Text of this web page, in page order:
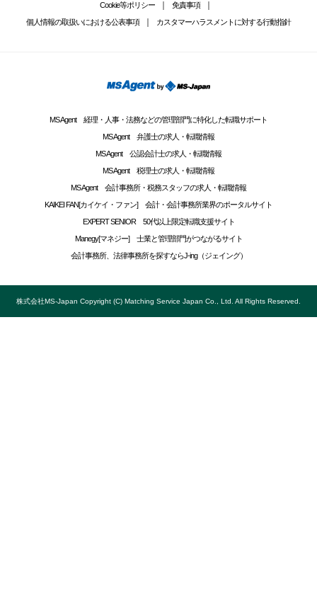
Cookie等ポリシー
免責事項
個人情報の取扱いにおける公表事項
カスタマーハラスメントに対する行動指針
MS Agent 経理・人事・法務などの管理部門に特化した転職サポート
MS Agent 弁護士の求人・転職情報
MS Agent 公認会計士の求人・転職情報
MS Agent 税理士の求人・転職情報
MS Agent 会計事務所・税務スタッフの求人・転職情報
KAIKEI FAN[カイケイ・ファン] 会計・会計事務所業界のポータルサイト
EXPERT SENIOR 50代以上限定転職支援サイト
Manegy[マネジー] 士業と管理部門がつながるサイト
会計事務所、法律事務所を探すならJ-ing（ジェイング）
株式会社MS-Japan Copyright (C) Matching Service Japan Co., Ltd. All Rights Reserved.